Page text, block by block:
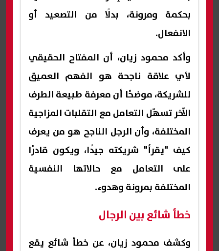
بحكمة ومرونة، بدلًا من التصعيد أو
الانفعال.
وأكد محمود زيان، أن المفتاح الحقيقي
لأي علاقة ناجحة هو الفهم العميق
للشريكة، موضحًا أن معرفة طبيعة الطرف
الآخر تسهّل التعامل مع التقلبات المزاجية
المختلفة، وأن الرجل الناجح هو من يعرف
كيف "يقرأ" شريكته جيدًا، ويكون قادرًا
على التعامل مع حالاتها النفسية
المختلفة بمرونة وهدوء.
خطأ شائع بين الرجال
وكشف محمود زيان، عن خطأ شائع يقع